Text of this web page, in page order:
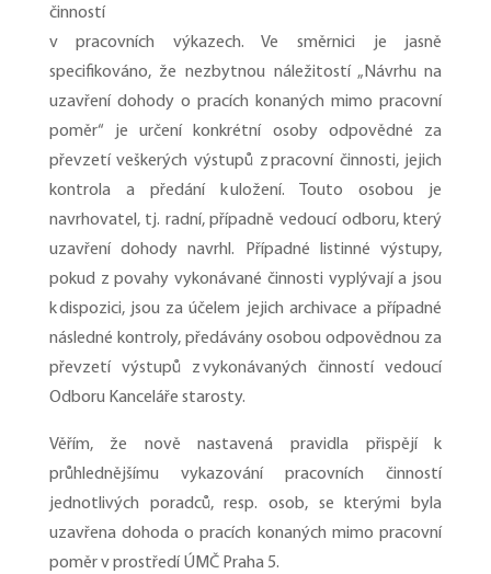
činností
v pracovních výkazech. Ve směrnici je jasně
specifikováno, že nezbytnou náležitostí „Návrhu na
uzavření dohody o pracích konaných mimo pracovní
poměr“ je určení konkrétní osoby odpovědné za
převzetí veškerých výstupů z pracovní činnosti, jejich
kontrola a předání k uložení. Touto osobou je
navrhovatel, tj. radní, případně vedoucí odboru, který
uzavření dohody navrhl. Případné listinné výstupy,
pokud z povahy vykonávané činnosti vyplývají a jsou
k dispozici, jsou za účelem jejich archivace a případné
následné kontroly, předávány osobou odpovědnou za
převzetí výstupů z vykonávaných činností vedoucí
Odboru Kanceláře starosty.
Věřím, že nově nastavená pravidla přispějí k
průhlednějšímu vykazování pracovních činností
jednotlivých poradců, resp. osob, se kterými byla
uzavřena dohoda o pracích konaných mimo pracovní
poměr v prostředí ÚMČ Praha 5.